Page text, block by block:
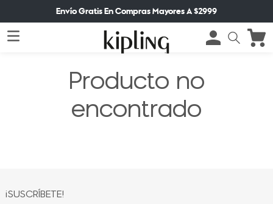
Envío Gratis En Compras Mayores A $2999
Producto no
encontrado
¡SUSCRÍBETE!